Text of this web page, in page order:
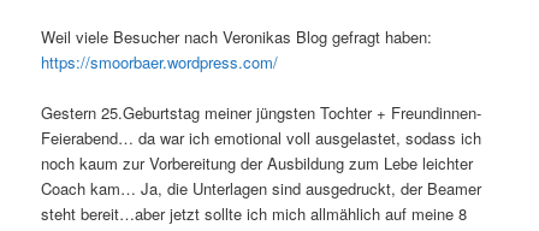
Weil viele Besucher nach Veronikas Blog gefragt haben:
https://smoorbaer.wordpress.com/
Gestern 25.Geburtstag meiner jüngsten Tochter + Freundinnen-
Feierabend… da war ich emotional voll ausgelastet, sodass ich
noch kaum zur Vorbereitung der Ausbildung zum Lebe leichter
Coach kam… Ja, die Unterlagen sind ausgedruckt, der Beamer
steht bereit…aber jetzt sollte ich mich allmählich auf meine 8